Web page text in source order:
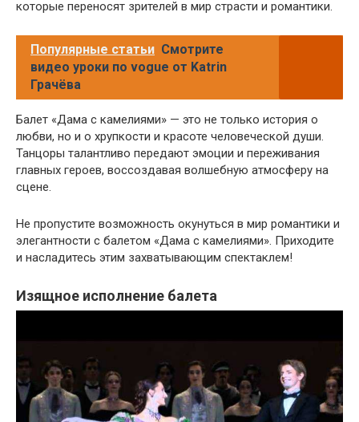
которые переносят зрителей в мир страсти и романтики.
Популярные статьи Смотрите
видео уроки по vogue от Katrin
Грачёва
Балет «Дама с камелиями» — это не только история о
любви, но и о хрупкости и красоте человеческой души.
Танцоры талантливо передают эмоции и переживания
главных героев, воссоздавая волшебную атмосферу на
сцене.
Не пропустите возможность окунуться в мир романтики и
элегантности с балетом «Дама с камелиями». Приходите
и насладитесь этим захватывающим спектаклем!
Изящное исполнение балета